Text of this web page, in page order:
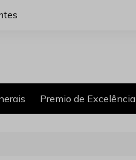
Premio de Excelência